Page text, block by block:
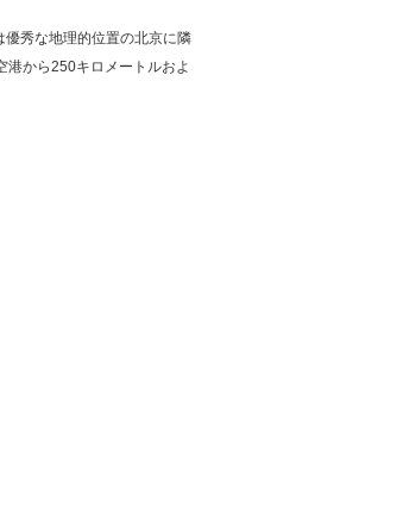
秀な地理的位置の北京に隣
港から250キロメートルおよ